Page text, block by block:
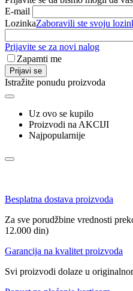
E-mail
LozinkaZaboravili ste svoju
Prijavite se za novi nalog
Zapamti me
Prijavi se
Istražite ponudu proizvoda
Uz ovo se kupilo
Proizvodi na AKCIJI
Najpopularnije
Besplatna dostava proizvoda
Za sve porudžbine vrednosti
12.000 din)
Garancija na kvalitet proizvoda
Svi proizvodi dolaze u